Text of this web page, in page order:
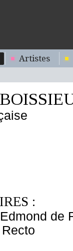
Artistes
:
de